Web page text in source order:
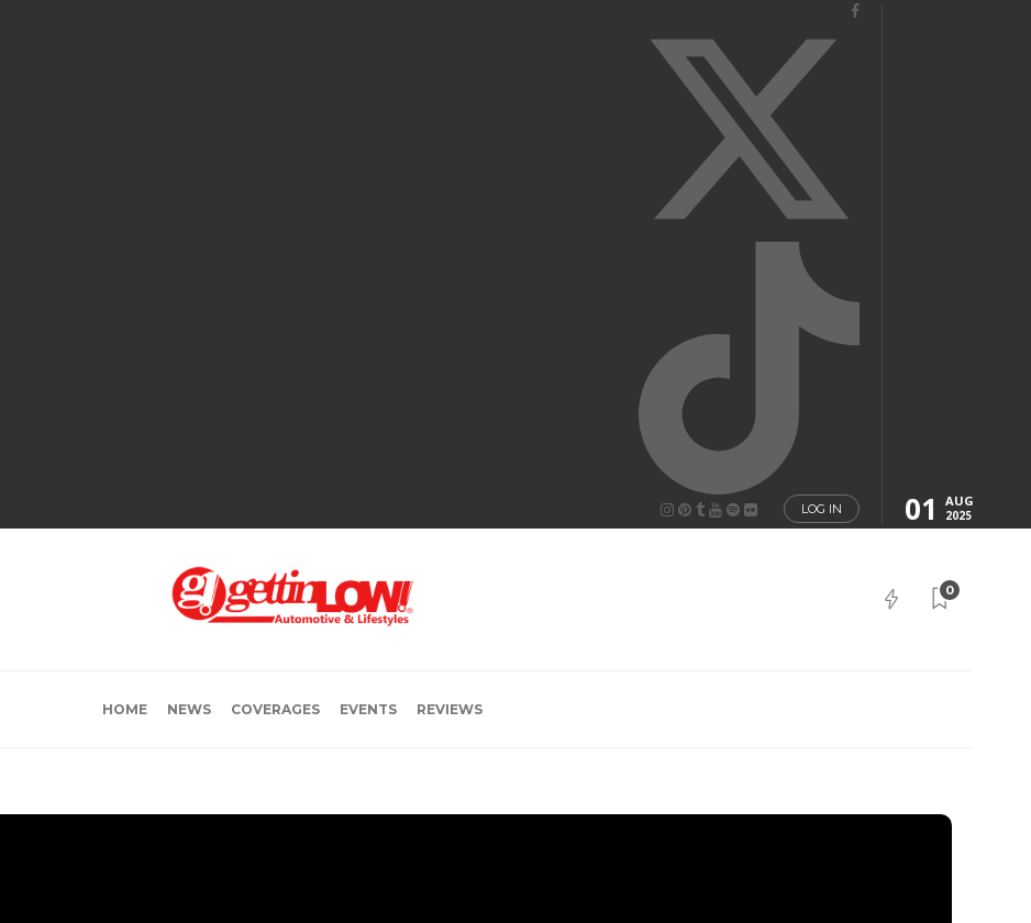
LOG IN 01 AUG
2025
0
HOME NEWS COVERAGES EVENTS REVIEWS